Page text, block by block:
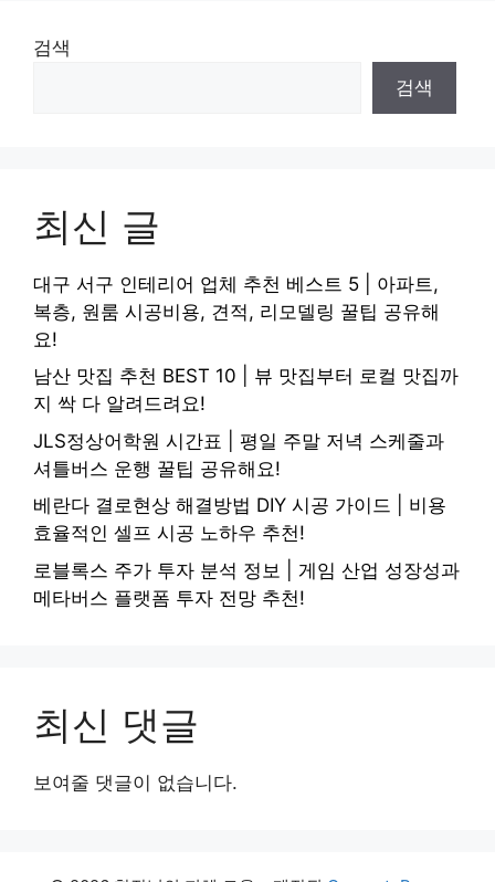
검색
검색
최신 글
대구 서구 인테리어 업체 추천 베스트 5 | 아파트,
복층, 원룸 시공비용, 견적, 리모델링 꿀팁 공유해
요!
남산 맛집 추천 BEST 10 | 뷰 맛집부터 로컬 맛집까
지 싹 다 알려드려요!
JLS정상어학원 시간표 | 평일 주말 저녁 스케줄과
셔틀버스 운행 꿀팁 공유해요!
베란다 결로현상 해결방법 DIY 시공 가이드 | 비용
효율적인 셀프 시공 노하우 추천!
로블록스 주가 투자 분석 정보 | 게임 산업 성장성과
메타버스 플랫폼 투자 전망 추천!
최신 댓글
보여줄 댓글이 없습니다.